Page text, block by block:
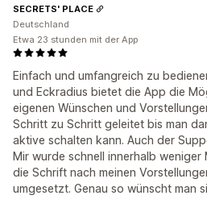
Einfach und umfangreich zu
und Eckradius bietet die App die
eigenen Wünschen und
Schritt zu Schritt geleitet bis man
aktive schalten kann. Auch der
Mir wurde schnell innerhalb weniger
die Schrift nach meinen
umgesetzt. Genau so wünscht man
SECRETS' PLACE
Deutschland
Etwa 23 stunden mit der App